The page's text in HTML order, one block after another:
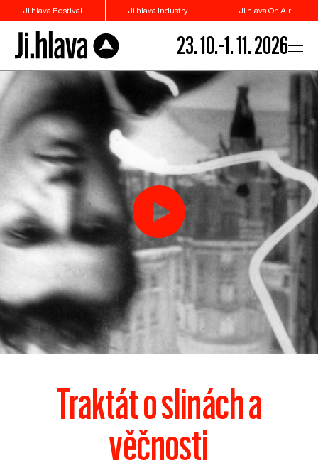
Ji.hlava Festival Ji.hlava Industry Ji.hlava On Air
23. 10.–1. 11. 2026
Traktát o slinách a
věčnosti